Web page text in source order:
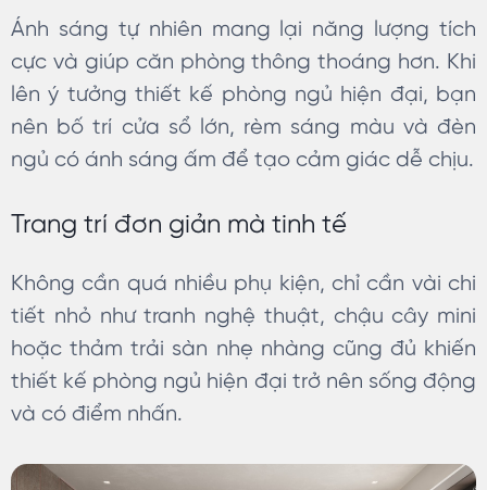
Ánh sáng tự nhiên mang lại năng lượng tích
cực và giúp căn phòng thông thoáng hơn. Khi
lên ý tưởng thiết kế phòng ngủ hiện đại, bạn
nên bố trí cửa sổ lớn, rèm sáng màu và đèn
ngủ có ánh sáng ấm để tạo cảm giác dễ chịu.
Trang trí đơn giản mà tinh tế
Không cần quá nhiều phụ kiện, chỉ cần vài chi
tiết nhỏ như tranh nghệ thuật, chậu cây mini
hoặc thảm trải sàn nhẹ nhàng cũng đủ khiến
thiết kế phòng ngủ hiện đại trở nên sống động
và có điểm nhấn.